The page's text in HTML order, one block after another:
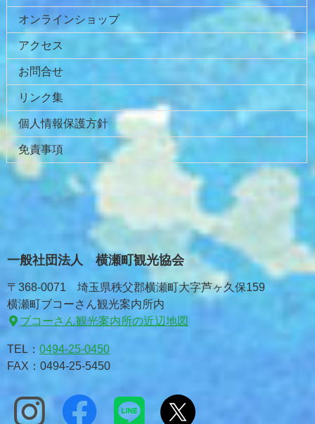
戻
オンラインショップ
アクセス
お問合せ
リンク集
個人情報保護方針
免責事項
一般社団法人 横瀬町観光協会
〒368-0071 埼玉県秩父郡横瀬町大字芦ヶ久保159
横瀬町ブコーさん観光案内所内
ブコーさん観光案内所の近辺地図
TEL： 0494-25-0450
FAX：0494-25-5450